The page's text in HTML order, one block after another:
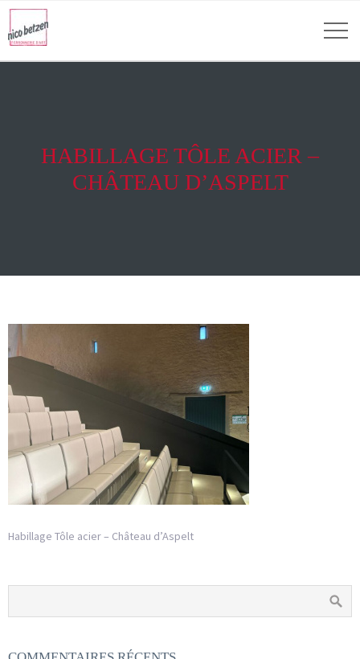
HABILLAGE TÔLE ACIER –
CHÂTEAU D’ASPELT
Habillage Tôle acier – Château d’Aspelt